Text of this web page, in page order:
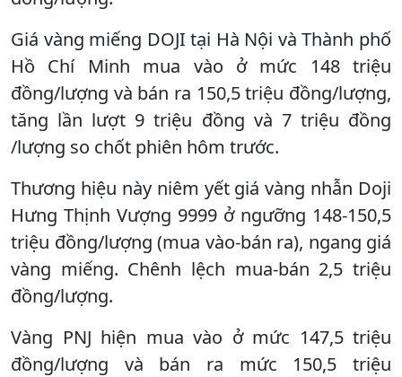
Giá vàng miếng DOJI tại Hà Nội và Thành phố
Hồ Chí Minh mua vào ở mức 148 triệu
đồng/lượng và bán ra 150,5 triệu đồng/lượng,
tăng lần lượt 9 triệu đồng và 7 triệu đồng
/lượng so chốt phiên hôm trước.
Thương hiệu này niêm yết giá vàng nhẫn Doji
Hưng Thịnh Vượng 9999 ở ngưỡng 148-150,5
triệu đồng/lượng (mua vào-bán ra), ngang giá
vàng miếng. Chênh lệch mua-bán 2,5 triệu
đồng/lượng.
Vàng PNJ hiện mua vào ở mức 147,5 triệu
đồng/lượng và bán ra mức 150,5 triệu